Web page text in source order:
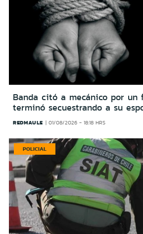
Banda citó a mecánico por
terminó secuestrando a su
REDMAULE 01/08/2026 - 18:18 HRS
POLICIAL